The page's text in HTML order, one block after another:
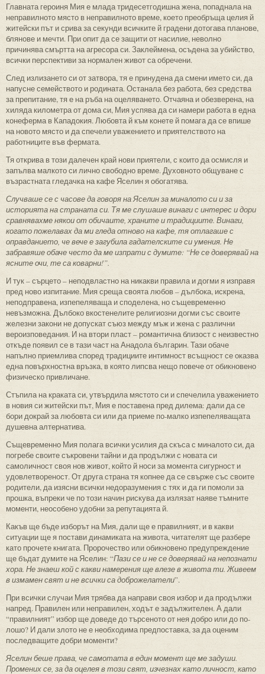
Главната героиня Мия е млада тридесетгодишна жена, попаднала на
неправилното място в неправилното време, което преобръща целия й
житейски път и срива за секунди всичките й градени дотогава планове,
блянове и мечти. При опит да се защити от насилие, неволно
причинява смъртта на агресора си. Заклеймена, осъдена за убийство,
всички перспективи за нормален живот са обречени.
След излизането си от затвора, тя е принудена да смени името си, да
напусне семейството и родината. Останала без работа, без средства
за препитание, тя е на ръба на оцеляването. Отчаяна и обезверена, на
хиляда километра от дома си, Мия успява да си намери работа в една
конеферма в Кападокия. Любовта й към конете й помага да се впише
на новото място и да спечели уважението и приятелството на
работниците във фермата.
Тя открива в този далечен край нови приятели, с които да осмисля и
запълва малкото си лично свободно време. Духовното общуване с
възрастната гледачка на кафе Яселин я обогатява.
Случваше се с часове да говоря на Яселин за миналото си и за
историята на страната си. Тя ме слушаше винаги с интерес и дори
сравнявахме някои от обичаите, храните и традициите. Винаги,
когато пожелавах да ми гледа отново на кафе, тя отлагаше с
оправданието, че вече е загубила гадателските си умения. Не
забравяше обаче често да ме изпрати с думите: “Не се доверявай на
ясните очи, те са коварни!”.
И тук – сърцето – неподвластно на никакви правила и догми я изправя
пред ново изпитание. Мия среща своята любов – дълбока, искрена,
неподправена, изпепеляваща и споделена, но същевременно
невъзможна. Дълбоко вкостенелите религиозни догми със своите
железни закони не допускат съюз между мъж и жена с различни
вероизповедания. И на втори пласт – романтична близост с неизвестно
откъде появил се в тази част на Анадола българин. Тази обаче
напълно приемлива според традициите интимност всъщност се оказва
една повърхностна връзка, в която липсва нещо повече от обикновено
физическо привличане.
Стъпила на краката си, утвърдила мястото си и спечелила уважението
в новия си житейски път, Мия е поставена пред дилема: дали да се
бори докрай за любовта си или да приеме по-малко изпепеляващата
душевна алтернатива.
Същевременно Мия полага всички усилия да скъса с миналото си, да
погребе своите съкровени тайни и да продължи с новата си
самоличност своя нов живот, който й носи за момента сигурност и
удовлетвореност. От друга страна тя копнее да се свърже със своите
родители, да изясни всички недоразумения с тях и да ги помоли за
прошка, въпреки че по този начин рискува да излязат наяве тъмните
моменти, неособено удобни за репутацията й.
Какъв ще бъде изборът на Мия, дали ще е правилният, и в какви
ситуации ще я постави динамиката на живота, читателят ще разбере
като прочете книгата. Пророчество или обикновено предупреждение
ще бъдат думите на Яселин: “Пази се и не се доверявай на непознати
хора. Не знаеш кой с какви намерения ще влезе в живота ти. Живеем
в измамен свят и не всички са доброжелатели”.
При всички случаи Мия трябва да направи своя избор и да продължи
напред. Правилен или неправилен, ходът е задължителен. А дали
“правилният” избор ще доведе до търсеното от нея добро или до по-
лошо? И дали злото не е необходима предпоставка, за да оценим
последващите добри моменти?
Яселин беше права, че самотата в един момент ще ме задуши.
Промених се, за да оцелея в този свят, изчезнах като личност, като